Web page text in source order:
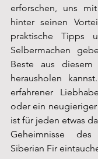
erforschen, uns
hinter seinen
praktische Tipps
Selbermachen
Beste aus
herausholen
erfahrener
oder ein
ist für jeden etwas
Geheimnisse
Siberian Fir